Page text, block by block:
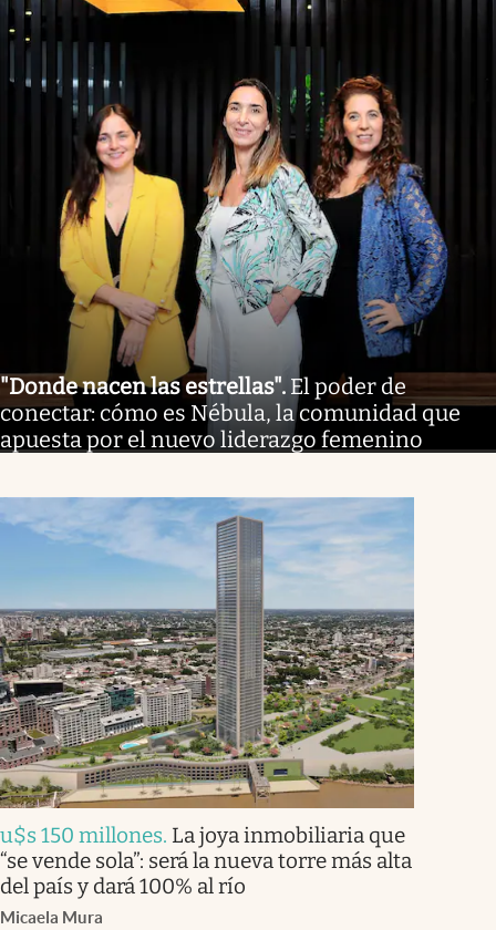
"Donde nacen las estrellas". El poder de
conectar: cómo es Nébula, la comunidad que
apuesta por el nuevo liderazgo femenino
u$s 150 millones. La joya inmobiliaria que
“se vende sola”: será la nueva torre más alta
del país y dará 100% al río
Micaela Mura